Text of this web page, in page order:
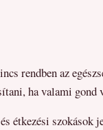
rendben az
ha valami gond
étkezési szokások